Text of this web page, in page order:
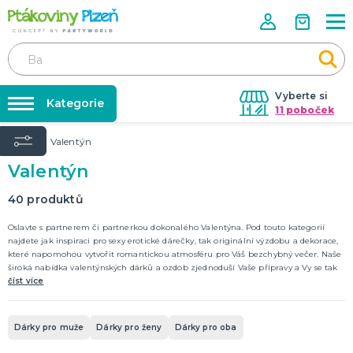
Vyberte si
11 poboček
Půjčovna kostýmů
Párty výzdoba na klíč
Nafukování balónků
Prodejny
Rozvoz
Párty Blog
Kariéra
Kategorie
KOSTÝMY, MASKY, DOPLŇKY
Kostýmy do páru
Halloween
KARNEVALOVÉ KOSTÝMY
PÁRTY VÝZDOBA
Úvod Valentýn
Valentýn
40 produktů
Oslavte s partnerem či partnerkou dokonalého Valentýna. Pod touto kategorií
najdete jak inspiraci pro sexy erotické dárečky, tak originální výzdobu a dekorace,
které napomohou vytvořit romantickou atmosféru pro Váš bezchybný večer. Naše
široká nabídka valentýnských dárků a ozdob zjednoduší Vaše přípravy a Vy se tak
můžete zcela bez obav oddat své drahé polovičce.
číst více
Dárky pro muže Dárky pro ženy Dárky pro oba